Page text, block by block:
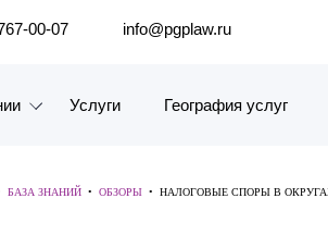
ПО САЙТУ
00-07 info@pgplaw.ru
Услуги География услуг
БАЗА ЗНАНИЙ • ОБЗОРЫ • НАЛОГОВЫЕ СПОРЫ В